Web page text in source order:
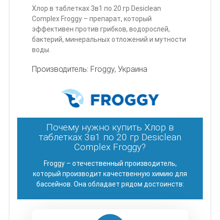
Хлор в таблетках 3в1 по 20 гр Desiclean
Complex Froggy – препарат, который
эффективен против грибков, водорослей,
бактерий, минеральных отложений и мутности
воды.
Производитель: Froggy, Украина
Почему нужно купить Хлор в
таблетках 3в1 по 20 гр Desiclean
Complex Froggy?
Froggy – отечественный производитель,
который производит качественную химию для
бассейнов. Она обладает рядом достоинств: